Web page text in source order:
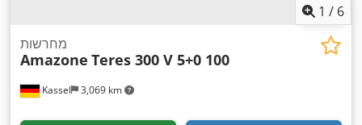
1 / 6
Kassel 3,069 km
מחרשות
Amazone Teres 300 V 5+0 100